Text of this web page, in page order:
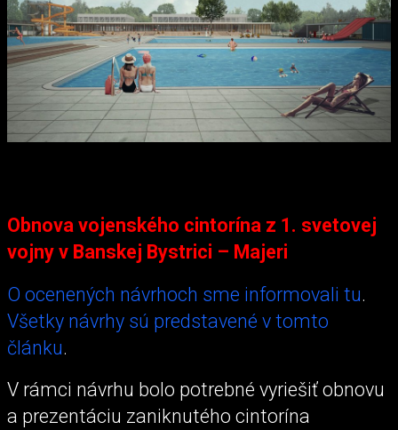
Obnova vojenského cintorína z 1. svetovej
vojny v Banskej Bystrici – Majeri
O ocenených návrhoch sme informovali tu.
Všetky návrhy sú predstavené v tomto
článku.
V rámci návrhu bolo potrebné vyriešiť obnovu
a prezentáciu zaniknutého cintorína